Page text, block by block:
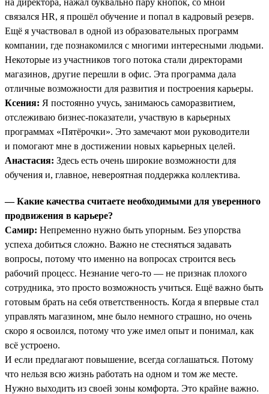
связался HR, я прошёл обучение и попал в кадровый резерв.
Ещё я участвовал в одной из образовательных программ
компании, где познакомился с многими интересными людьми.
Некоторые из участников того потока стали директорами
магазинов, другие перешли в офис. Эта программа дала
отличные возможности для развития и построения карьеры.
Ксения: Я постоянно учусь, занимаюсь саморазвитием,
отслеживаю бизнес-показатели, участвую в карьерных
программах «Пятёрочки». Это замечают мои руководители
и помогают мне в достижении новых карьерных целей.
Анастасия: Здесь есть очень широкие возможности для
обучения и, главное, невероятная поддержка коллектива.
— Какие качества считаете необходимыми для уверенного
продвижения в карьере?
Самир: Непременно нужно быть упорным. Без упорства
успеха добиться сложно. Важно не стесняться задавать
вопросы, потому что именно на вопросах строится весь
рабочий процесс. Незнание чего-то — не признак плохого
сотрудника, это просто возможность учиться. Ещё важно быть
готовым брать на себя ответственность. Когда я впервые стал
управлять магазином, мне было немного страшно, но очень
скоро я освоился, потому что уже имел опыт и понимал, как
всё устроено.
И если предлагают повышение, всегда соглашаться. Потому
что нельзя всю жизнь работать на одном и том же месте.
Нужно выходить из своей зоны комфорта. Это крайне важно.